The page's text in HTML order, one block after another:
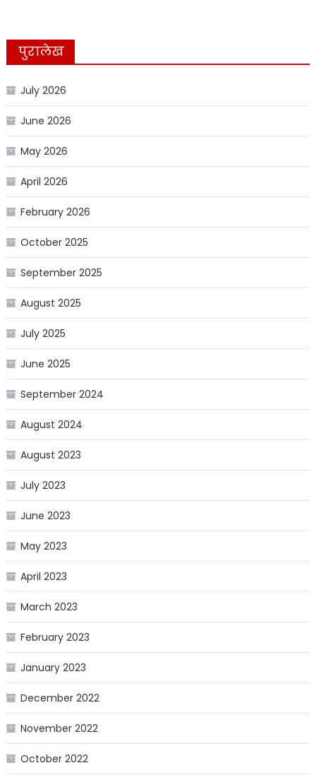
पुरालेख
July 2026
June 2026
May 2026
April 2026
February 2026
October 2025
September 2025
August 2025
July 2025
June 2025
September 2024
August 2024
August 2023
July 2023
June 2023
May 2023
April 2023
March 2023
February 2023
January 2023
December 2022
November 2022
October 2022